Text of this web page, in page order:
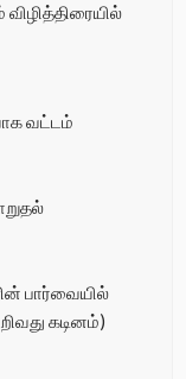
வட்டம்
பார்வையில்
கடினம்)